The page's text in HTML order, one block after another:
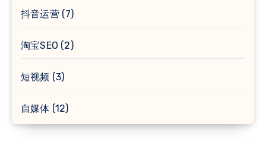
抖音运营(7)
淘宝SEO (2)
短视频 (3)
自媒体 (12)